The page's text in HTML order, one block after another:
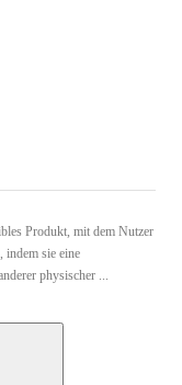
Produkt, mit dem Nutzer
indem sie eine
physischer ...